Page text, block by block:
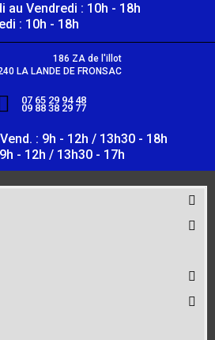
au Vendredi : 10h - 18h
: 10h - 18h
186 ZA de l'illot
LA LANDE DE FRONSAC
07 65 29 94 48
09 88 38 29 77
: 9h - 12h / 13h30 - 18h
- 12h / 13h30 - 17h